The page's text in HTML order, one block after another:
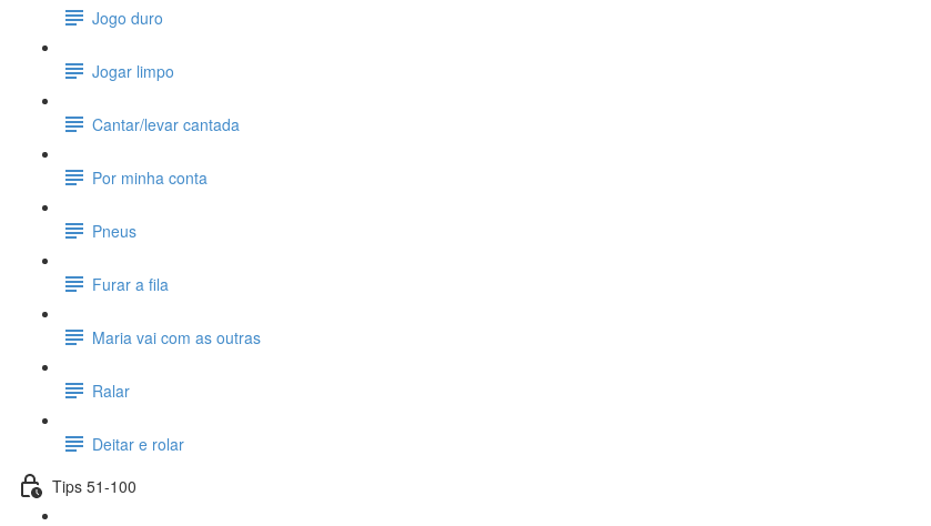
Jogo duro
Jogar limpo
Cantar/levar cantada
Por minha conta
Pneus
Furar a fila
Maria vai com as outras
Ralar
Deitar e rolar
Tips 51-100